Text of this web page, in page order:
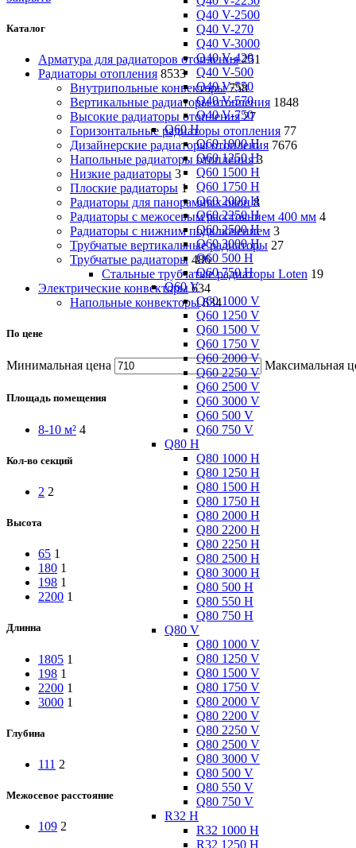
Q40 V-2500
Q40 V-270
Q40 V-3000
Q40 V-420
Q40 V-500
Q40 V-550
Q40 V-570
Q40 V-750
Q60 H
Q60 1000 H
Q60 1250 H
Q60 1500 H
Q60 1750 H
Q60 2000 H
Q60 2250 H
Q60 2500 H
Q60 3000 H
Q60 500 H
Q60 750 H
Q60 V
Q60 1000 V
Q60 1250 V
Q60 1500 V
Q60 1750 V
Q60 2000 V
Q60 2250 V
Q60 2500 V
Q60 3000 V
Q60 500 V
Q60 750 V
Q80 H
Q80 1000 H
Q80 1250 H
Q80 1500 H
Q80 1750 H
Q80 2000 H
Q80 2200 H
Q80 2250 H
Q80 2500 H
Q80 3000 H
Q80 500 H
Q80 550 H
Q80 750 H
Q80 V
Q80 1000 V
Q80 1250 V
Q80 1500 V
Q80 1750 V
Q80 2000 V
Q80 2200 V
Q80 2250 V
Q80 2500 V
Q80 3000 V
Q80 500 V
Q80 550 V
Q80 750 V
R32 H
R32 1000 H
R32 1250 H
Каталог
Арматура для радиаторов отопления 251
Радиаторы отопления 8533
Внутрипольные конвекторы 758
Вертикальные радиаторы отопления 1848
Высокие радиаторы отопления 27
Горизонтальные радиаторы отопления 77
Дизайнерские радиаторы отопления 7676
Напольные радиаторы отопления 3
Низкие радиаторы 3
Плоские радиаторы 1
Радиаторы для панорамных окон 8
Радиаторы с межосевым расстоянием 400 мм 4
Радиаторы с нижним подключением 3
Трубчатые вертикальные радиаторы 27
Трубчатые радиаторы 486
Cтальные трубчатые радиаторы Loten 19
Электрические конвекторы 634
Напольные конвекторы 634
По цене
Минимальная цена Максимальная
Площадь помещения
8-10 м² 4
Кол-во секций
2 2
Высота
65 1
180 1
198 1
2200 1
Длинна
1805 1
198 1
2200 1
3000 1
Глубина
111 2
Межосевое расстояние
109 2